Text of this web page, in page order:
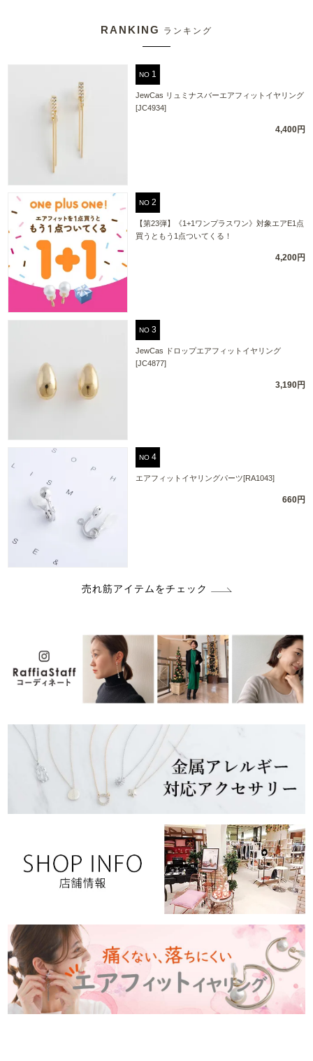
RANKING ランキング
NO
JewCas リュミナスバーエアフィットイヤリング
[JC4934]
4,400円
NO
【第23弾】《1+1ワンプラスワン》対象エアE1点
買うともう1点ついてくる！
4,200円
NO
JewCas ドロップエアフィットイヤリング
[JC4877]
3,190円
NO
エアフィットイヤリングパーツ[RA1043]
660円
売れ筋アイテムをチェック